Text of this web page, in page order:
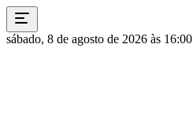
sábado, 8 de agosto de 2026 às 16:00